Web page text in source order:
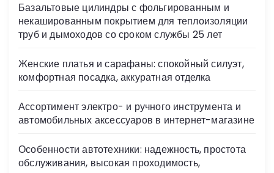
Базальтовые цилиндры с фольгированным и
некашированным покрытием для теплоизоляции
труб и дымоходов со сроком службы 25 лет
Женские платья и сарафаны: спокойный силуэт,
комфортная посадка, аккуратная отделка
Ассортимент электро- и ручного инструмента и
автомобильных аксессуаров в интернет-магазине
Особенности автотехники: надежность, простота
обслуживания, высокая проходимость,